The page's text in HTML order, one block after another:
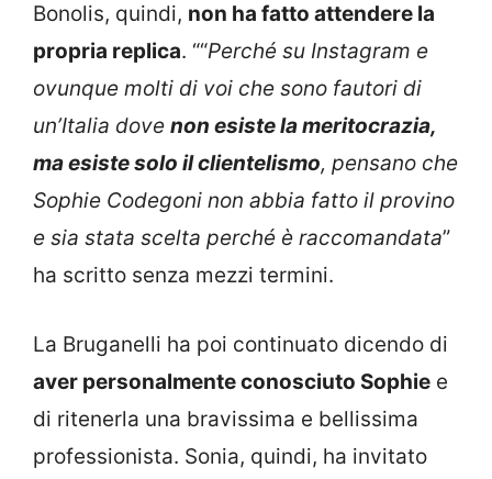
Bonolis, quindi, non ha fatto attendere la
propria replica. ““Perché su Instagram e
ovunque molti di voi che sono fautori di
un’Italia dove non esiste la meritocrazia,
ma esiste solo il clientelismo, pensano che
Sophie Codegoni non abbia fatto il provino
e sia stata scelta perché è raccomandata”
ha scritto senza mezzi termini.
La Bruganelli ha poi continuato dicendo di
aver personalmente conosciuto Sophie e
di ritenerla una bravissima e bellissima
professionista. Sonia, quindi, ha invitato